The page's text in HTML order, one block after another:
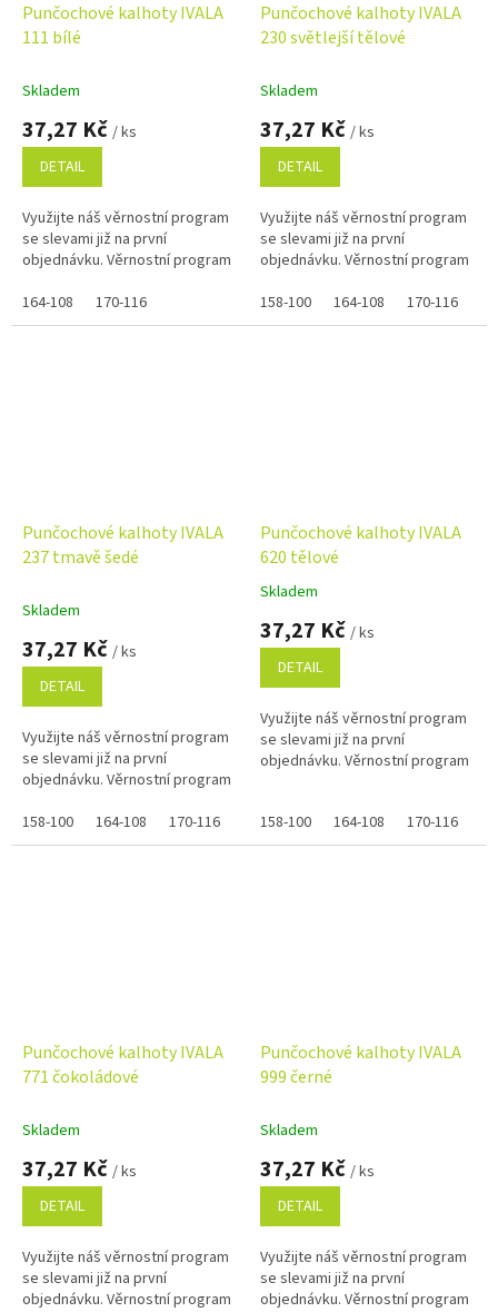
Punčochové kalhoty IVALA
111 bílé
Skladem
37,27 Kč / ks
DETAIL
Využijte náš věrnostní program
se slevami již na první
objednávku. Věrnostní program
164-108
170-116
Punčochové kalhoty IVALA
230 světlejší tělové
Skladem
37,27 Kč / ks
DETAIL
Využijte náš věrnostní program
se slevami již na první
objednávku. Věrnostní program
158-100
164-108 170-116
Punčochové kalhoty IVALA
237 tmavě šedé
Skladem
37,27 Kč / ks
DETAIL
Využijte náš věrnostní program
se slevami již na první
objednávku. Věrnostní program
158-100
164-108 170-116
Punčochové kalhoty IVALA
620 tělové
Průměrné
produktu
5,0
5
hvězdiček.
Skladem
37,27 Kč / ks
DETAIL
Využijte náš věrnostní program
se slevami již na první
objednávku. Věrnostní program
158-100 164-108 170-116
Punčochové kalhoty IVALA
771 čokoládové
Skladem
37,27 Kč / ks
DETAIL
Využijte náš věrnostní program
se slevami již na první
objednávku. Věrnostní program
Punčochové kalhoty IVALA
999 černé
Skladem
37,27 Kč / ks
DETAIL
Využijte náš věrnostní program
se slevami již na první
objednávku. Věrnostní program